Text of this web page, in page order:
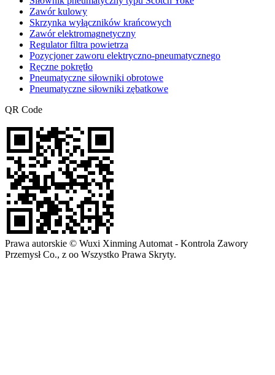
Zawór kulowy
Skrzynka wyłączników krańcowych
Zawór elektromagnetyczny
Regulator filtra powietrza
Pozycjoner zaworu elektryczno-pneumatycznego
Ręczne pokrętło
Pneumatyczne siłowniki obrotowe
Pneumatyczne siłowniki zębatkowe
QR Code
Prawa autorskie © Wuxi Xinming Automat - Kontrola Zawory
Przemysł Co., z oo Wszystko Prawa Skryty.